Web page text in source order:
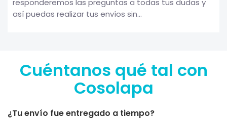
así puedas realizar tus envíos sin...
Cuéntanos qué tal con
Cosolapa
¿Tu envío fue entregado a tiempo?